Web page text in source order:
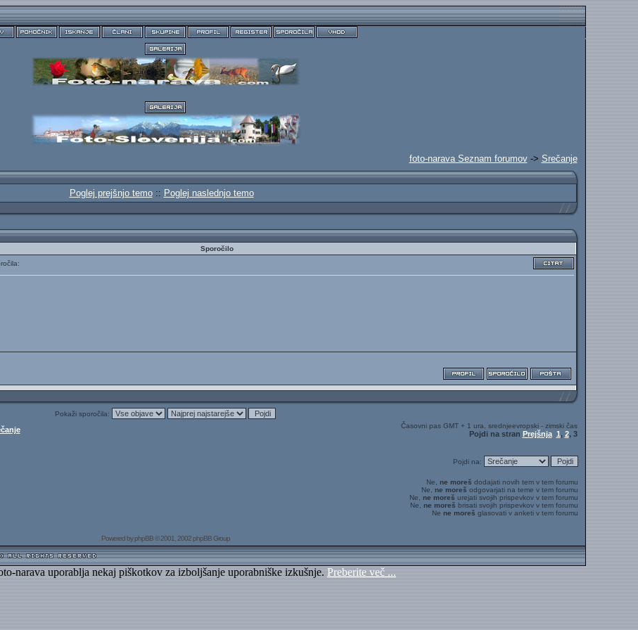
foto-narava Seznam forumov-> Srečanje
Poglej prejšnjo temo:: Poglej naslednjo temo
Sporočilo
Pokaži sporočila:
Časovni pas GMT + 1 ura, srednjeevropski - zimski čas
Pojdi na stran Prejšnja 1, 2, 3
Pojdi na:
Ne, ne moreš dodajati novih tem v tem forumu
Ne, ne moreš odgovarjati na teme v tem forumu
Ne, ne moreš urejati svojih prispevkov v tem forumu
Ne, ne moreš brisati svojih prispevkov v tem forumu
Ne ne moreš glasovati v anketi v tem forumu
Powered byphpBB© 2001, 2002 phpBB Group
narava uporablja nekaj piškotkov za izboljšanje uporabniške izkušnje.Preberite več ...